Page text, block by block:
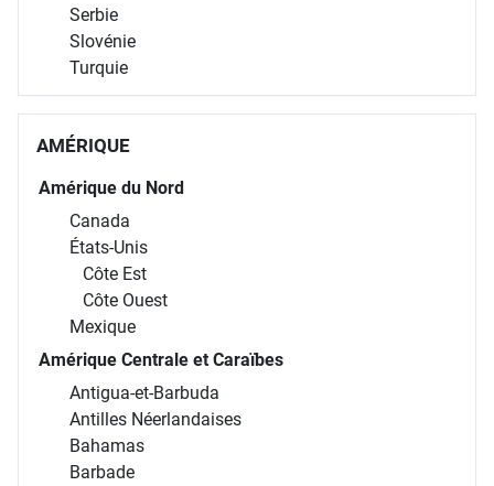
Serbie
Slovénie
Turquie
AMÉRIQUE
Amérique du Nord
Canada
États-Unis
Côte Est
Côte Ouest
Mexique
Amérique Centrale et Caraïbes
Antigua-et-Barbuda
Antilles Néerlandaises
Bahamas
Barbade